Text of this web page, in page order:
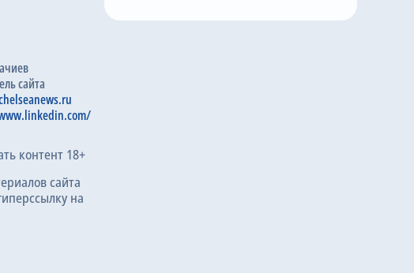
сайта
контент 18+
сайта
на